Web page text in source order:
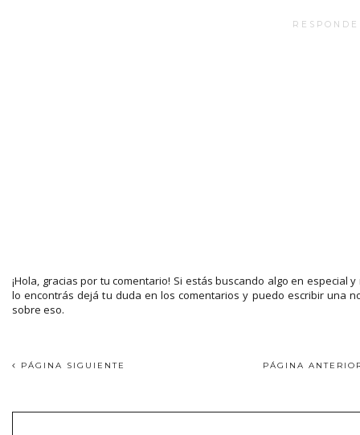
¡Hola, gracias por tu comentario! Si estás buscando algo en especial y
lo encontrás dejá tu duda en los comentarios y puedo escribir una
sobre eso.
PÁGINA SIGUIENTE PÁGINA